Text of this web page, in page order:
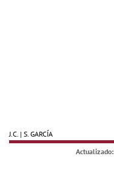
J.C. | S. GARCÍA
Actualizado: